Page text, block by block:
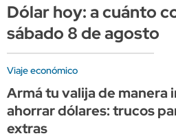
Dólar hoy: a cuánto
sábado 8 de agosto
Viaje económico
Armá tu valija de manera
ahorrar dólares: trucos
extras